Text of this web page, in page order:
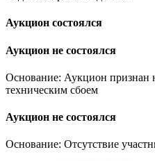
Аукцион состоялся
Аукцион не состоялся
Основание: Аукцион признан
техническим сбоем
Аукцион не состоялся
Основание: Отсутствие